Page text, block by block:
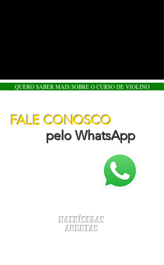
QUERO SABER MAIS SOBRE O CURSO DE VIOLINO
FALE CONOSCO
pelo WhatsApp
Matrículas
Abertas